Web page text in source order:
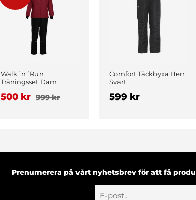
Walk´n´Run
Träningsset Dam
500 kr 999 kr
Comfort Täckbyxa Herr
Svart
599 kr
Prenumerera på vårt nyhetsbrev för att få